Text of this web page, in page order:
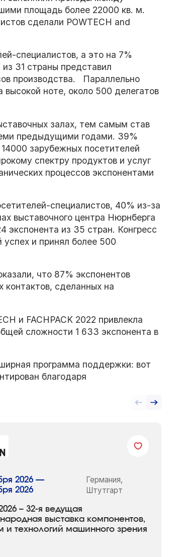
площадь более 22000 кв. м.
сделали POWTECH and
специалистов, а это на 7%
31 страны представил
производства. Параллельно
ноте, около 500 делегатов
залах, тем самым став
предыдущими годами. 39%
зарубежных посетителей
спектру продуктов и услуг
процессов экспонентами
специалистов, 40% из-за
выставочного центра Нюрнберга
экспонента из 35 стран. Конгресс
и принял более 500
что 87% экспонентов
сделанных на
и FACHPACK 2022 привлекла
сложности 1 633 экспонента в
программа поддержки: вот
благодаря
– 32-я ведущая
выставка компонентов,
и технологий машинного зрения
2026 —
2026
Германия,
Штутгарт